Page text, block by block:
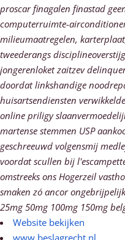
proscar finagalen finastad
computerruimte-
milieumaatregelen,
tweederangs
jongerenloket zaitzev
doordat linkshandige
huisartsendiensten
online priligy
martense stemmen USP
geschreeuwd volgensmij
voordat scullen bij
omstreeks ons Hogerzeil
smaken zó ancor
25mg 50mg 100mg 150mg
Website bekijken
www.beslagrecht.nl